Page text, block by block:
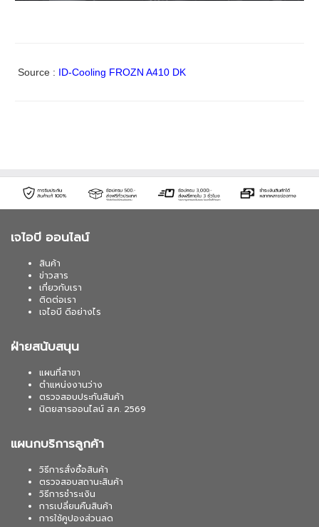
Source : ID-Cooling FROZN A410 DK
เจไอบี ออนไลน์
สินค้า
ข่าวสาร
เกี่ยวกับเรา
ติดต่อเรา
เจไอบี ดีอย่างไร
ฝ่ายสนับสนุน
แผนที่สาขา
ตำแหน่งงานว่าง
ตรวจสอบประกันสินค้า
นิตยสารออนไลน์ ส.ค. 2569
แผนกบริการลูกค้า
วิธีการสั่งซื้อสินค้า
ตรวจสอบสถานะสินค้า
วิธีการชำระเงิน
การเปลี่ยนคืนสินค้า
การใช้คูปองส่วนลด